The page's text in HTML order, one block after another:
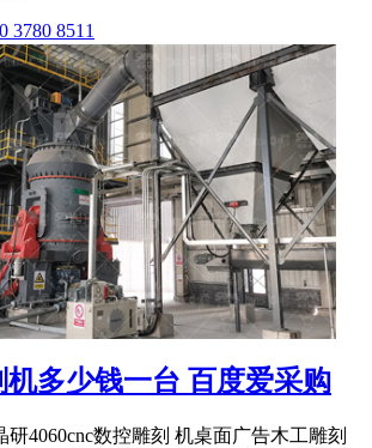
3780 8511
机多少钱一台 百度爱采购
4060cnc数控雕刻 机桌面广告木工雕刻